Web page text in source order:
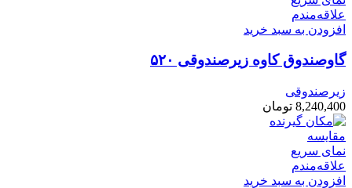
علاقه‌مندم
افزودن به سبد خرید
گاوصندوق کاوه زیرصندوقی ۵۲۰
زیرصندوقی
8,240,400 تومان
مقایسه
نمای سریع
علاقه‌مندم
افزودن به سبد خرید